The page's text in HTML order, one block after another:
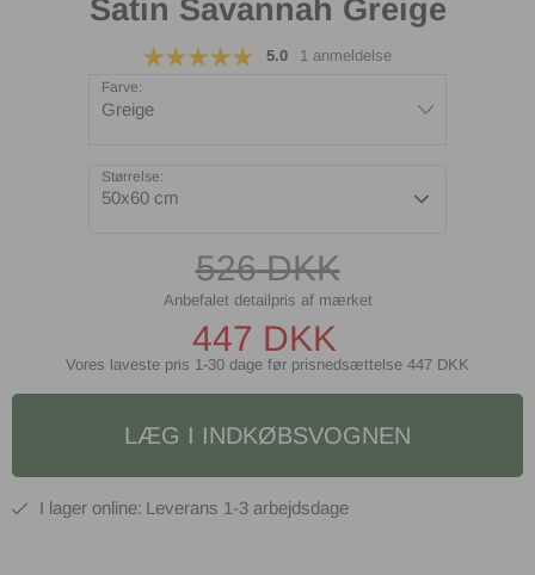
Satin Savannah Greige
5.0 1 anmeldelse
Farve:
Greige
Størrelse:
50x60 cm
526DKK
447 DKK
Vores laveste pris 1-30 dage før prisnedsættelse 447 DKK
LÆG I INDKØBSVOGNEN
1-3 arbejdsdage